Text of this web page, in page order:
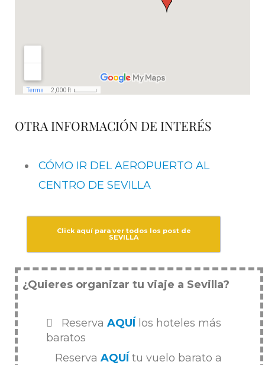
OTRA INFORMACIÓN DE INTERÉS
CÓMO IR DEL AEROPUERTO AL
CENTRO DE SEVILLA
Click aquí para ver todos los post de
SEVILLA
¿Quieres organizar tu viaje a Sevilla?
Reserva AQUÍ los hoteles más
baratos
Reserva AQUÍ tu vuelo barato a